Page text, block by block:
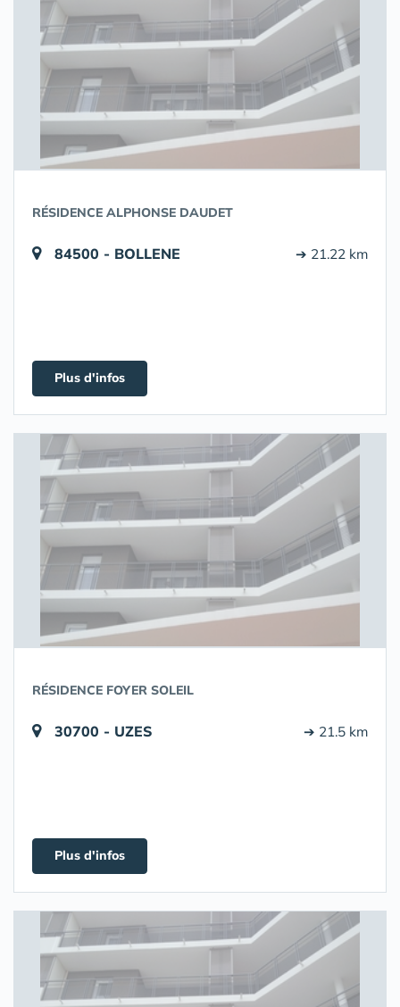
RÉSIDENCE ALPHONSE DAUDET
84500 - BOLLENE ➔ 21.22 km
Plus d'infos
RÉSIDENCE FOYER SOLEIL
30700 - UZES ➔ 21.5 km
Plus d'infos